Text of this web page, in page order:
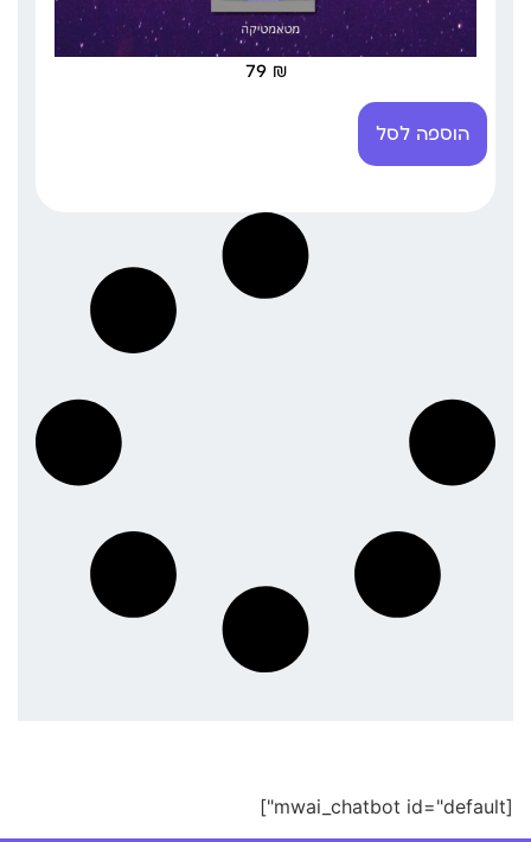
79 ₪
הוספה לסל
[mwai_chatbot id="default"]